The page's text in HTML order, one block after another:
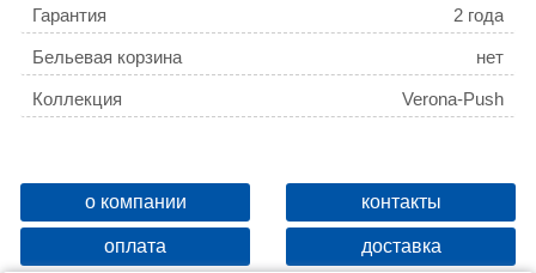
Гарантия 2 года
Бельевая корзина нет
Коллекция Verona-Push
о компании контакты
оплата доставка